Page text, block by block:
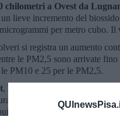
chilometri a Ovest da
lieve incremento del
per metro cubo.
si registra un aumento
le PM2,5 sono arrivate
PM10 e 25 per le PM2,5.
, l’incendio può avere
risultano “scarsamente
anche verso Pisa